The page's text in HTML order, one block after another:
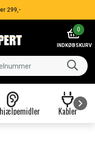
299,-
0
INDKØBSKURV
Kabler